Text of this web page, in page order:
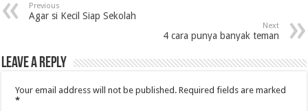
Previous
Agar si Kecil Siap Sekolah
Next
4 cara punya banyak teman
Leave a Reply
Your email address will not be published. Required fields are marked
*